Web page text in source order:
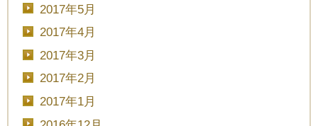
2017年5月
2017年4月
2017年3月
2017年2月
2017年1月